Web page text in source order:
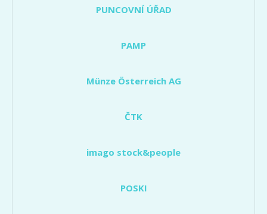
PUNCOVNÍ ÚŘAD
PAMP
Münze Österreich AG
ČTK
imago stock&people
POSKI